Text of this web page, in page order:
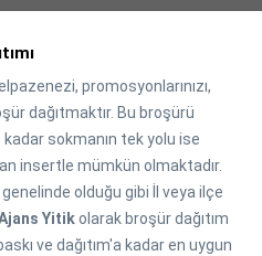
promosyonlarınızı,
dağıtmaktır. Bu broşürü
sokmanın tek yolu ise
insertle mümkün olmaktadır.
genelinde olduğu gibi İl veya ilçe
Yitikolarak broşür dağıtım
ve dağıtım'a kadar en uygun